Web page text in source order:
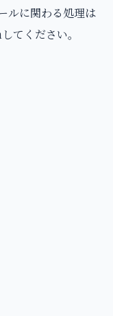
ルに関わる処理は
てください。